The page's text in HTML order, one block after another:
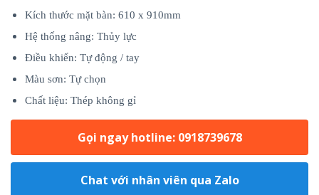
Kích thước mặt bàn: 610 x 910mm
Hệ thống nâng: Thủy lực
Điều khiển: Tự động / tay
Màu sơn: Tự chọn
Chất liệu: Thép không gỉ
Gọi ngay hotline: 0918739678
Chat với nhân viên qua Zalo